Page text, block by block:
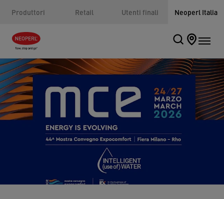
Produttori Retail Utenti finali Neoperl Italia